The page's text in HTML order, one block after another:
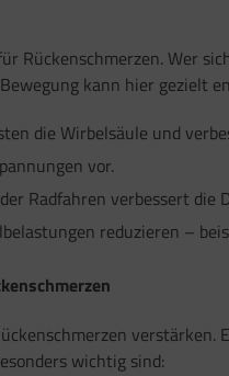
Wer
kann hier gezielt
die Wirbelsäule und
vor.
Radfahren verbessert
reduzieren –
wichtig sind: